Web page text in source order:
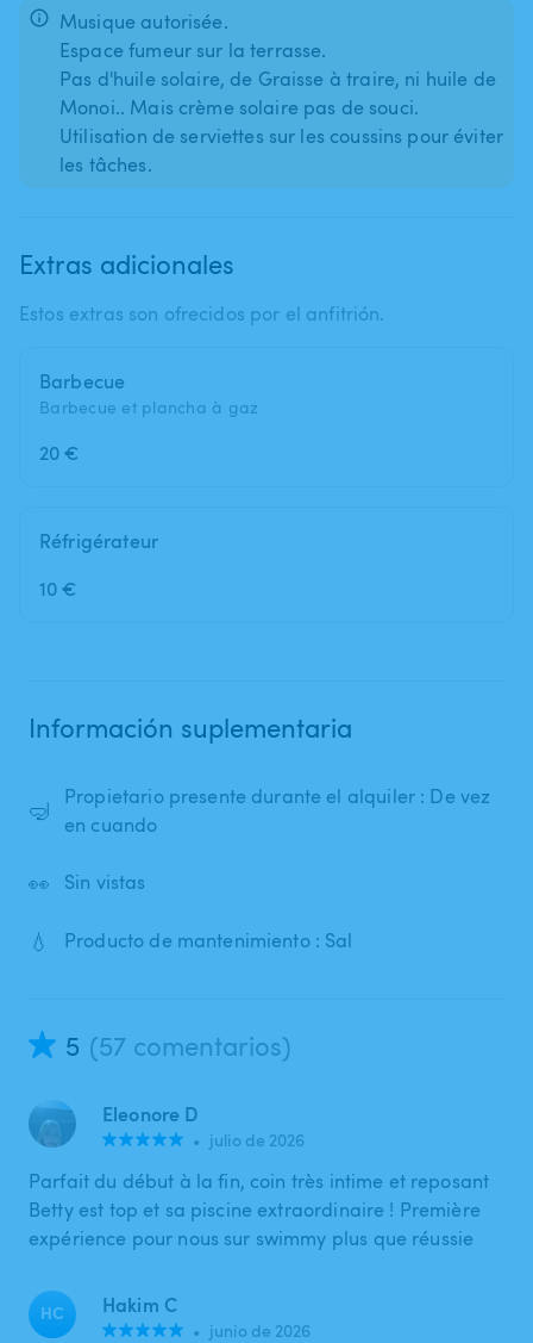
Musique autorisée.
Espace fumeur sur la terrasse.
Pas d'huile solaire, de Graisse à traire, ni huile de
Monoi.. Mais crème solaire pas de souci.
Utilisation de serviettes sur les coussins pour éviter
les tâches.
Extras adicionales
Estos extras son ofrecidos por el anfitrión.
Barbecue
Barbecue et plancha à gaz
20 €
Réfrigérateur
10 €
Información suplementaria
🤿
Propietario presente durante el alquiler : De vez
en cuando
👀 Sin vistas
💧 Producto de mantenimiento : Sal
5 (57 comentarios)
Eleonore D
• julio de 2026
Parfait du début à la fin, coin très intime et reposant
Betty est top et sa piscine extraordinaire ! Première
expérience pour nous sur swimmy plus que réussie
HC Hakim C
• junio de 2026